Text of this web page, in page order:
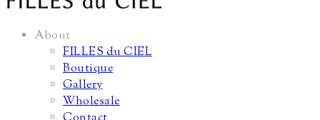
About
FILLES du CIEL
Boutique
Gallery
Wholesale